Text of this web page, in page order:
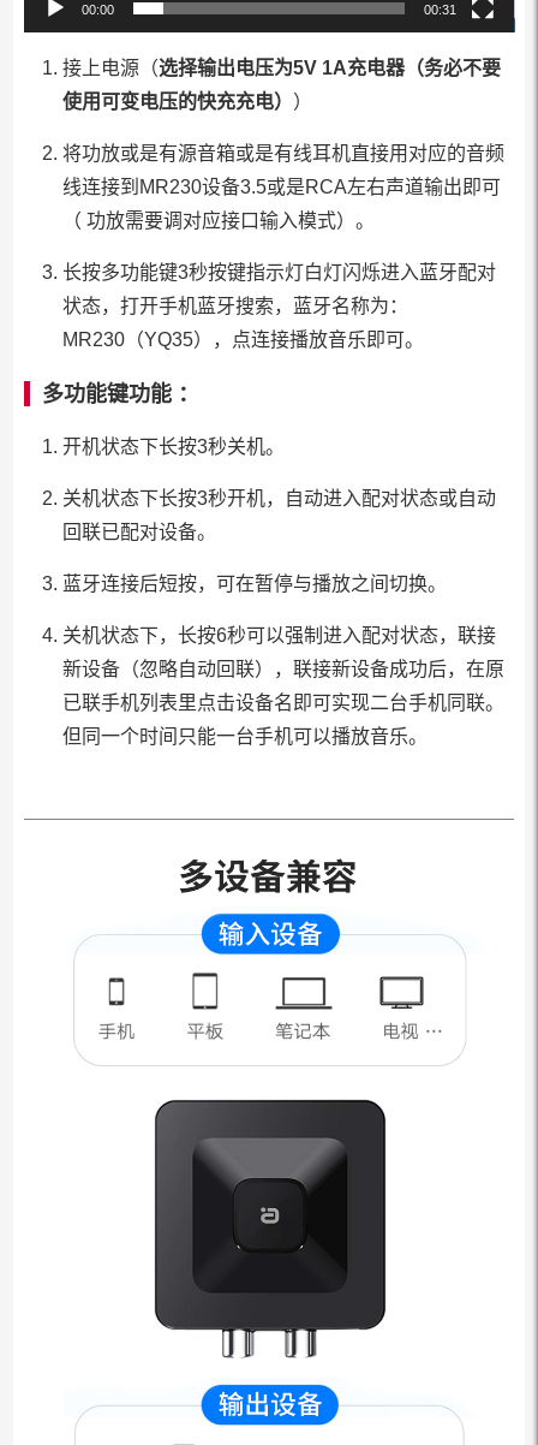
00:00 00:31
​接上电源（选择输出电压为5V 1A充电器（务必不要
使用可变电压的快充充电） ）
将功放或是有源音箱或是有线耳机直接用对应的音频
线连接到MR230设备3.5或是RCA左右声道输出即可
（ 功放需要调对应接口输入模式）。
长按多功能键3秒按键指示灯白灯闪烁进入蓝牙配对
状态，打开手机蓝牙搜索，蓝牙名称为：
MR230（YQ35），点连接播放音乐即可。
多功能键功能 ：
开机状态下长按3秒关机。
关机状态下长按3秒开机，自动进入配对状态或自动
回联已配对设备。
蓝牙连接后短按，可在暂停与播放之间切换。
关机状态下，长按6秒可以强制进入配对状态，联接
新设备（忽略自动回联），联接新设备成功后，在原
已联手机列表里点击设备名即可实现二台手机同联。
但同一个时间只能一台手机可以播放音乐。